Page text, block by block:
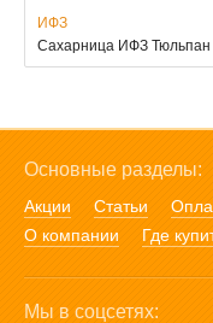
ИФЗ
Сахарница ИФЗ Тюльпан
Основные разделы:
Акции Статьи
О компании
Где
Мы в соцсетях: